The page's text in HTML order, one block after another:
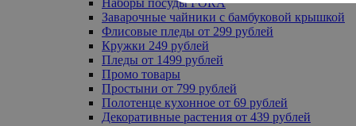
Заварочные чайники с бамбуковой крышкой
Флисовые пледы от 299 рублей
Кружки 249 рублей
Пледы от 1499 рублей
Промо товары
Простыни от 799 рублей
Полотенце кухонное от 69 рублей
Декоративные растения от 439 рублей